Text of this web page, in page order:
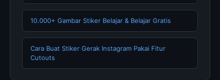
10.000+ Gambar Stiker Belajar & Belajar Gratis
Cara Buat Stiker Gerak Instagram Pakai Fitur
Cutouts